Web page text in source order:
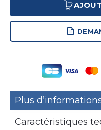
Plus
Caractéristiques